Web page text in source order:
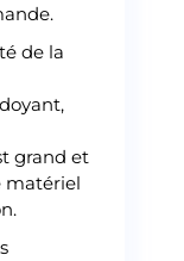
de la
grand et
matériel